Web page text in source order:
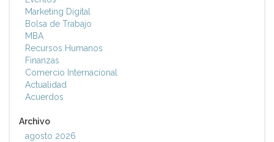
Marketing Digital
Bolsa de Trabajo
MBA
Recursos Humanos
Finanzas
Comercio Internacional
Actualidad
Acuerdos
Archivo
agosto 2026